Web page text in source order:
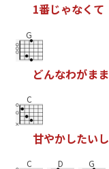
1番じゃなく て
G
どんなわがまま
C
甘やかしたいし
C D G